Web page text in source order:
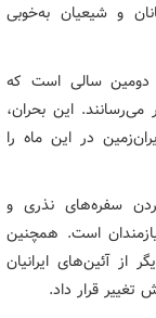
و شیعیان به‌خوبی
مطابق با ( ۱۴۴۲ قمری) دومین سالی‌ است که
می‌رسانند. این بحران،
در این ماه را
سفره‌های نذری و
است. همچنین
آئین‌های ایرانیان
قرار داد.